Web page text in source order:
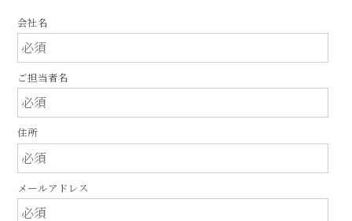
会社名
ご担当者名
住所
メールアドレス